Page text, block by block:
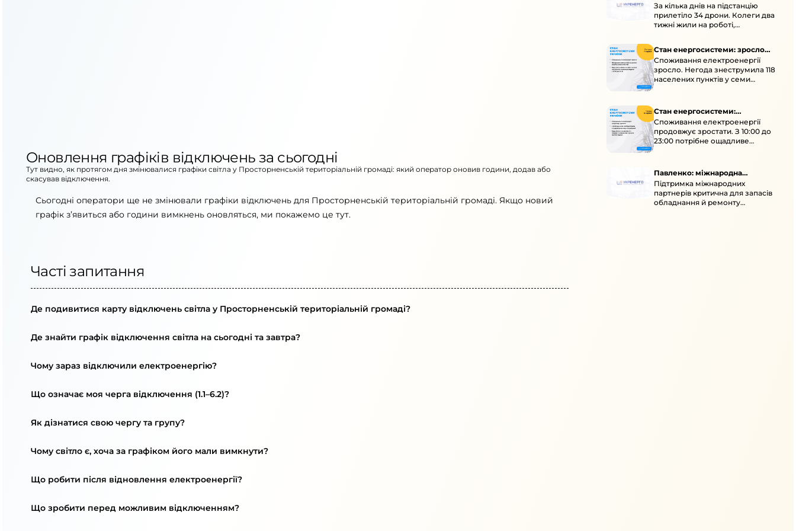
Оновлення графіків відключень за сьогодні
Тут видно, як протягом дня змінювалися графіки світла у Просторненській територіальній громаді: який оператор оновив години, додав або
скасував відключення.
Сьогодні оператори ще не змінювали графіки відключень для Просторненській територіальній громаді. Якщо новий
графік з’явиться або години вимкнень оновляться, ми покажемо це тут.
Часті запитання
Де подивитися карту відключень світла у Просторненській територіальній громаді?
Де знайти графік відключення світла на сьогодні та завтра?
Чому зараз відключили електроенергію?
Що означає моя черга відключення (1.1–6.2)?
Як дізнатися свою чергу та групу?
Чому світло є, хоча за графіком його мали вимкнути?
Що робити після відновлення електроенергії?
Що зробити перед можливим відключенням?
окупація
За кілька днів на підстанцію
прилетіло 34 дрони. Колеги два
тижні жили на роботі,
Стан енергосистеми: зросло
споживання через негоду
Споживання електроенергії
зросло. Негода знеструмила 118
населених пунктів у семи
областях. Обмежте
електроприладами 10:00–23:00.
Стан енергосистеми:
споживання зростає
Споживання електроенергії
продовжує зростати. З 10:00 до
23:00 потрібне ощадливе
енергоспоживання, а
перенести на нічні години.
Павленко: міжнародна
підтримка для стійкості
енергосистеми
Підтримка міжнародних
партнерів критична для запасів
обладнання й ремонту